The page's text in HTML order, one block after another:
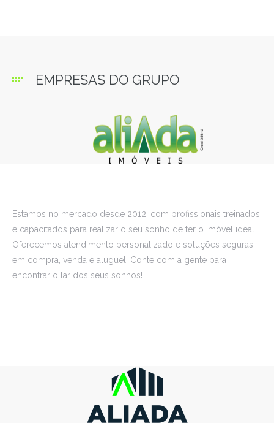
EMPRESAS DO GRUPO
Estamos no mercado desde 2012, com profissionais treinados
e capacitados para realizar o seu sonho de ter o imóvel ideal.
Oferecemos atendimento personalizado e soluções seguras
em compra, venda e aluguel. Conte com a gente para
encontrar o lar dos seus sonhos!